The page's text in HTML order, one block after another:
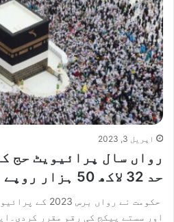
اپریل 3, 2023
رواں سال پرائیویٹ حج
حد 32 لاکھ 50 ہزار روپے مقرر
حکومت نے رواں
اور سستے پیکج کی رقم مقرر